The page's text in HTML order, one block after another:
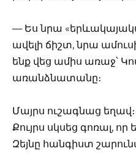
— Ես նրա
ավելի ճիշտ, նրա
ենք վեց ամիս առաջ՝
առանձնատանը։
Մայրս ուշագնաց
Քույրս սկսեց գոռալ, որ
Զեյնը հանգիստ